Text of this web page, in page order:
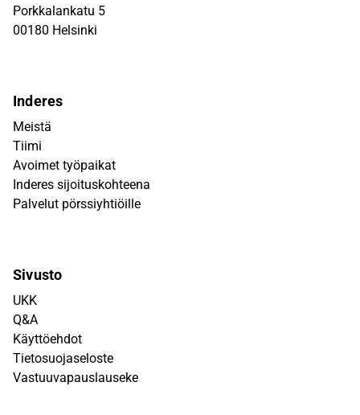
Porkkalankatu 5
00180 Helsinki
Inderes
Meistä
Tiimi
Avoimet työpaikat
Inderes sijoituskohteena
Palvelut pörssiyhtiöille
Sivusto
UKK
Q&A
Käyttöehdot
Tietosuojaseloste
Vastuuvapauslauseke